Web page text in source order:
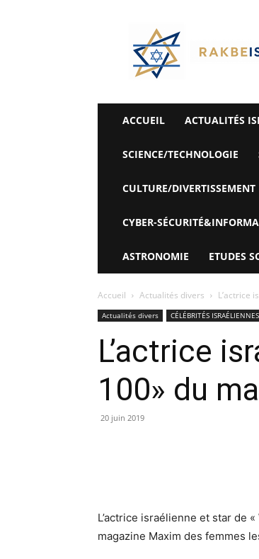
Rak
Be
Israel-
Alyaexpress-
News
ACCUEIL ACTUALITÉS
SCIENCE/TECHNOLOGIE
CULTURE/DIVERTISSEMENT
CYBER-
ASTRONOMIE ETUDES
Accueil Actualités divers L’actrice
Actualités divers CÉLÉBRITÉS ISRAÉLIENNES
L’actrice
100» du
20 juin 2019
L’actrice israélienne et star de
magazine Maxim des femmes